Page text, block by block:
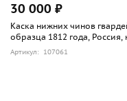
30 000 ₽
Каска нижних чинов
образца 1812 года, Россия,
Артикул: 107061